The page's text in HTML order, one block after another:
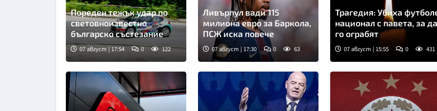
Пореден тежък удар по
световноизвестно
българско състезание
07 август | 17:54 0 122
Ливърпул вади 115
милиона евро за Баркола,
ПСЖ иска повече
07 август | 17:30 0 63
Трагедия: Убиха
национал с павета, за да
го ограбят
07 август | 15:55 0 431